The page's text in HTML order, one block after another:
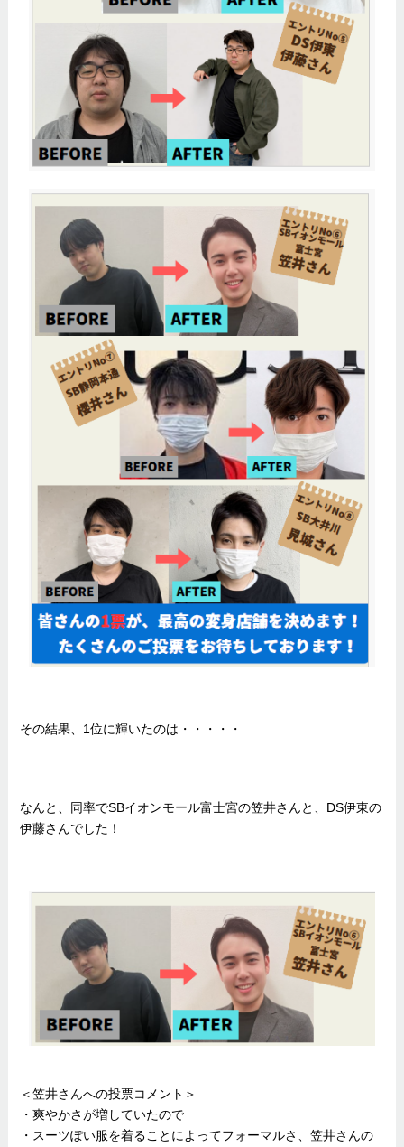
その結果、1位に輝いたのは・・・・・
なんと、同率でSBイオンモール富士宮の笠井さんと、DS伊東の
伊藤さんでした！
＜笠井さんへの投票コメント＞
・爽やかさが増していたので
・スーツぽい服を着ることによってフォーマルさ、笠井さんの